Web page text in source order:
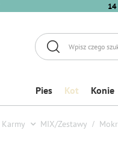
Pies Kot Konie
Karmy MIX/Zestawy